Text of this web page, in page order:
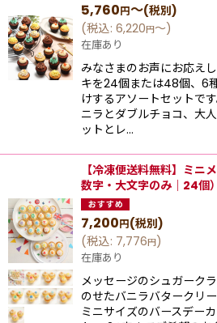
5,760円～(税別)
(税込: 6,220円～)
在庫あり
みなさまのお声にお応え
キを24個または48個、6
けするアソートセットで
ニラとダブルチョコ、大
ットとレ…
【冷凍便送料無料】ミニ
数字・大文字のみ｜24個）
7,200円(税別)
(税込: 7,776円)
在庫あり
メッセージのシュガーク
のせたバニラバタークリ
ミニサイズのバースデー